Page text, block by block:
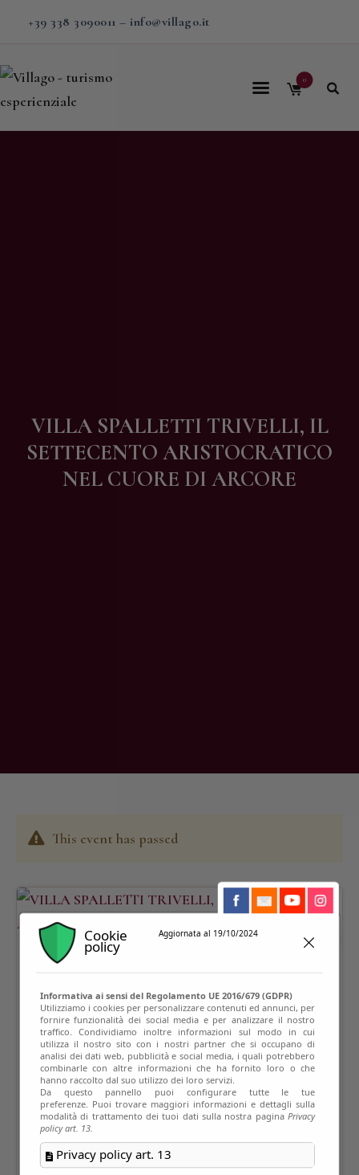
+39 338 3090011 – info@villago.it
0
VILLA SPALLETTI TRIVELLI, IL
SETTECENTO ARISTOCRATICO
NEL CUORE DI ARCORE
Home
This event has passed
Cookie
policy
Aggiornata al 19/10/2024
Informativa ai sensi del Regolamento UE 2016/679 (GDPR)
Utilizziamo i cookies per personalizzare contenuti ed annunci, per
fornire funzionalità dei social media e per analizzare il nostro
traffico. Condividiamo inoltre informazioni sul modo in cui
utilizza il nostro sito con i nostri partner che si occupano di
analisi dei dati web, pubblicità e social media, i quali potrebbero
combinarle con altre informazioni che ha fornito loro o che
hanno raccolto dal suo utilizzo dei loro servizi.
Da questo pannello puoi configurare tutte le tue
preferenze. Puoi trovare maggiori informazioni e dettagli sulla
modalità di trattamento dei tuoi dati sulla nostra paginaPrivacy
policy art. 13.
Privacy policy art. 13